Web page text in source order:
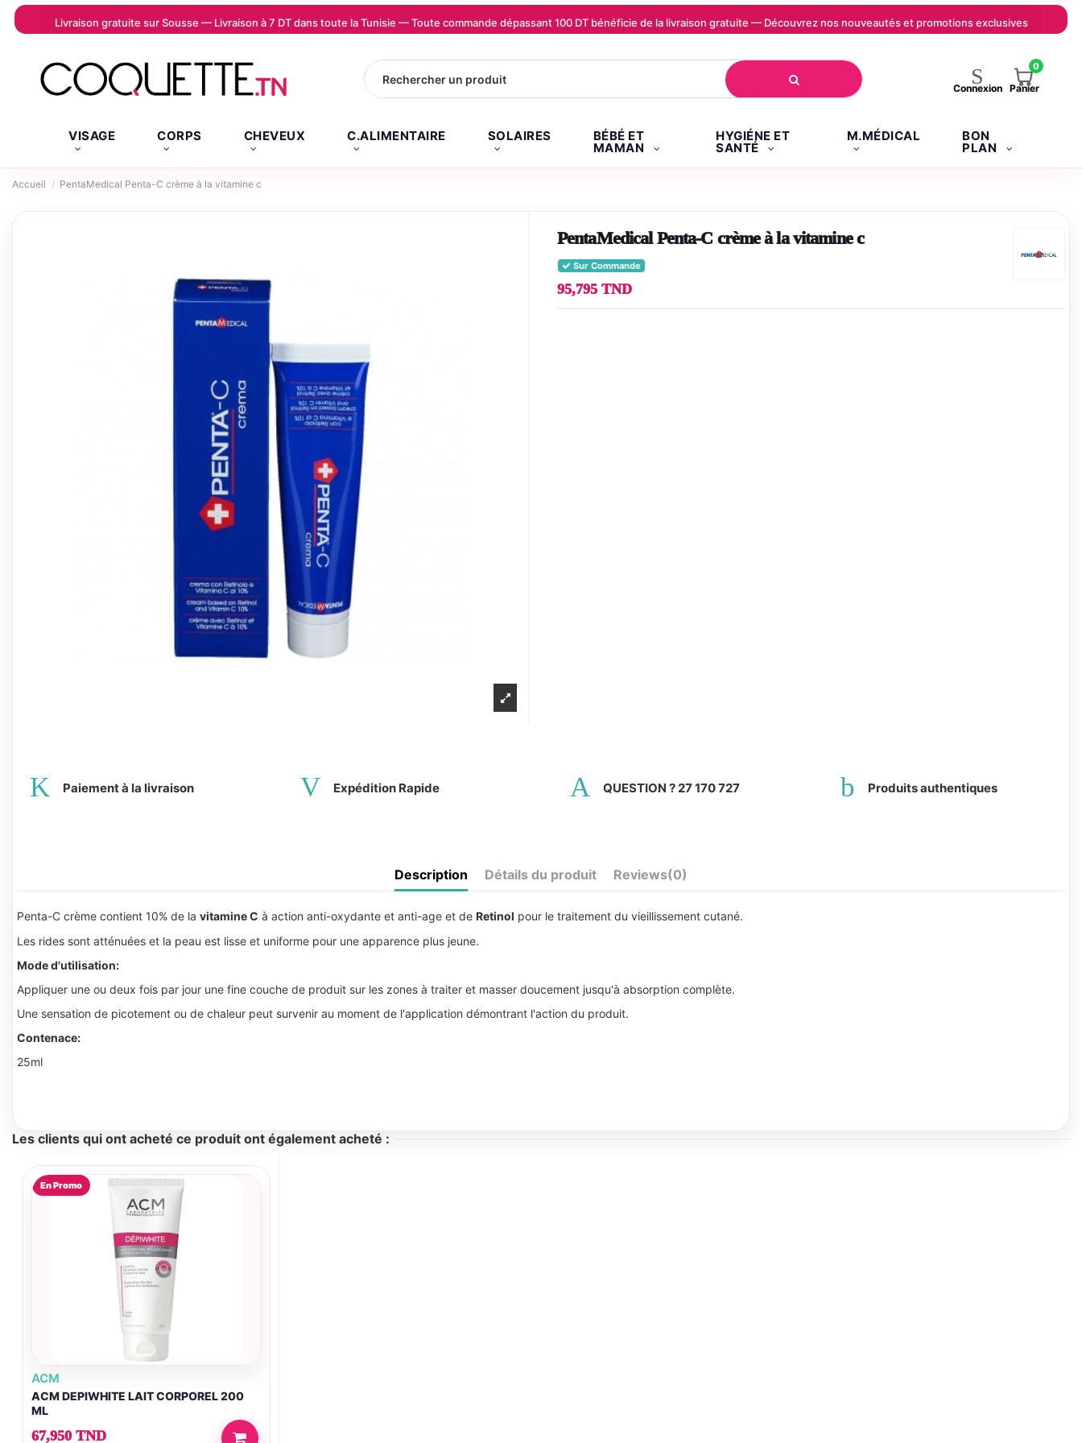
Livraison gratuite sur Sousse — Livraison à 7 DT dans toute la Tunisie — Toute commande dépassant 100 DT bénéficie de la livraison gratuite — Découvrez nos nouveautés et promotions exclusives
Connexion
0
Panier
VISAGE CORPS CHEVEUX C.ALIMENTAIRE SOLAIRES BÉBÉ ET
MAMAN
HYGIÉNE ET
SANTÉ
M.MÉDICAL BON
PLAN
Accueil PentaMedical Penta-C crème à la vitamine c
PentaMedical Penta-C crème à la vitamine c
Sur Commande
95,795 TND
Paiement à la livraison Expédition Rapide QUESTION ? 27 170 727 Produits authentiques
Description Détails du produit Reviews(0)
Penta-C crème contient 10% de la vitamine C à action anti-oxydante et anti-age et de Retinol pour le traitement du vieillissement cutané.
Les rides sont atténuées et la peau est lisse et uniforme pour une apparence plus jeune.
Mode d'utilisation:
Appliquer une ou deux fois par jour une fine couche de produit sur les zones à traiter et masser doucement jusqu'à absorption complète.
Une sensation de picotement ou de chaleur peut survenir au moment de l'application démontrant l'action du produit.
Contenace:
25ml
Les clients qui ont acheté ce produit ont également acheté :
En Promo
ACM
ACM DEPIWHITE LAIT CORPOREL 200
ML
67,950 TND